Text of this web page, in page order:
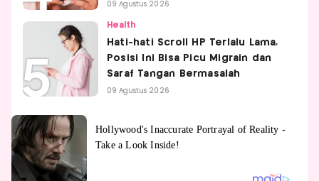
09 Agustus 2026
Health
Hati-hati Scroll HP Terlalu Lama,
Posisi Ini Bisa Picu Migrain dan
Saraf Tangan Bermasalah
09 Agustus 2026